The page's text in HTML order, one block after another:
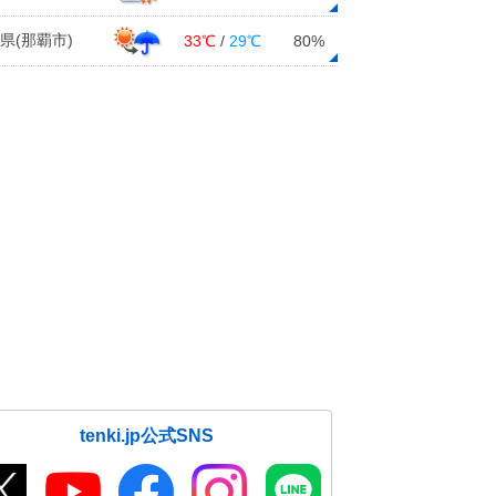
(那覇市) 33℃ / 29℃ 80%
tenki.jp公式SNS